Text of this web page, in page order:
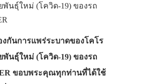
พันธุ์ใหม่ (โควิด-19) ของรถ
งกันการแพร่ระบาดของโคโร
พันธุ์ใหม่ (โควิด-19) ของรถ
ขอบพระคุณทุกท่านที่ได้ใช้